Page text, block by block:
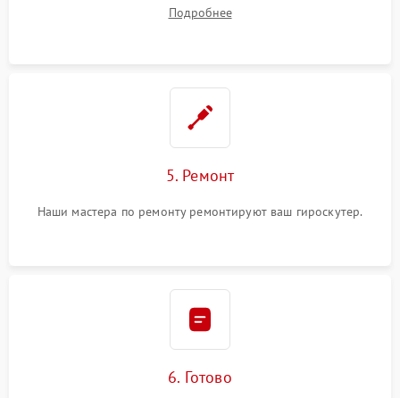
Подробнее
5. Ремонт
Наши мастера по ремонту ремонтируют ваш гироскутер.
6. Готово